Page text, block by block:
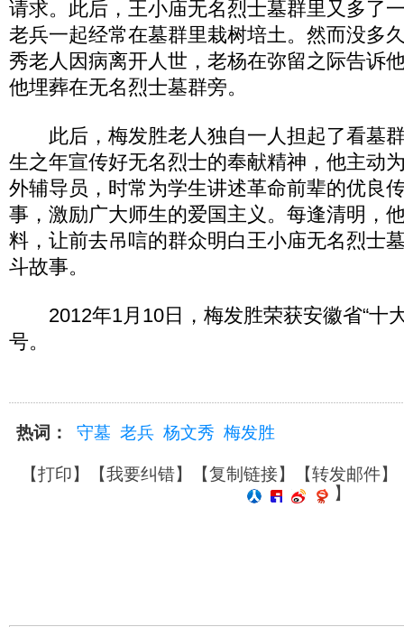
请求。此后，王小庙无名烈士墓群里又多了
老兵一起经常在墓群里栽树培土。然而没多
秀老人因病离开人世，老杨在弥留之际告诉
他埋葬在无名烈士墓群旁。
此后，梅发胜老人独自一人担起了看墓
生之年宣传好无名烈士的奉献精神，他主动
外辅导员，时常为学生讲述革命前辈的优良
事，激励广大师生的爱国主义。每逢清明，
料，让前去吊唁的群众明白王小庙无名烈士
斗故事。
2012年1月10日，梅发胜荣获安徽省“十
号。
热词： 守墓 老兵 杨文秀 梅发胜
【打印】【我要纠错】【复制链接】【转发邮件】
】